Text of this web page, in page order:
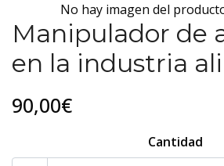
No hay imagen del
Manipulador de
en la industria
90,00€
Cantidad